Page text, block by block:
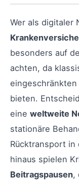
Wer als digitaler
besonders auf
achten, da
eingeschränkten
bieten.
eine weltweite
stationäre
Rücktransport in
hinaus spielen
Beitragspausen,